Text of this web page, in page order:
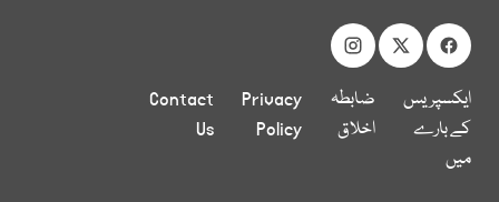
ایکسپریس
کے بارے
میں
ضابطہ
اخلاق
Privacy
Policy
Contact
Us